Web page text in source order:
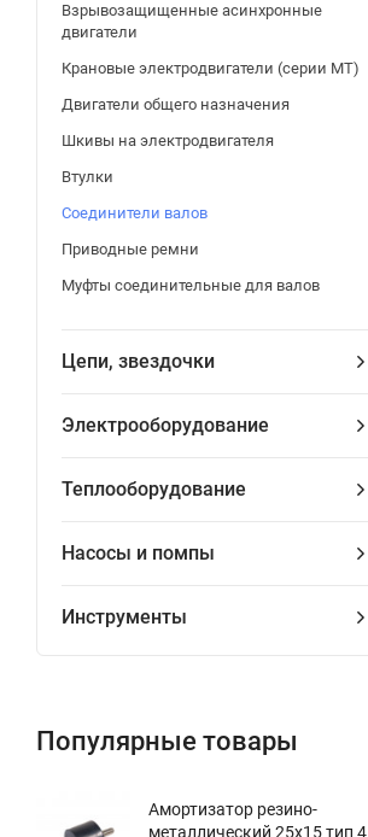
Взрывозащищенные асинхронные
двигатели
Крановые электродвигатели (серии МТ)
Двигатели общего назначения
Шкивы на электродвигателя
Втулки
Соединители валов
Приводные ремни
Муфты соединительные для валов
Цепи, звездочки
Электрооборудование
Теплооборудование
Насосы и помпы
Инструменты
Популярные товары
Амортизатор резино-
металлический 25x15 тип 4